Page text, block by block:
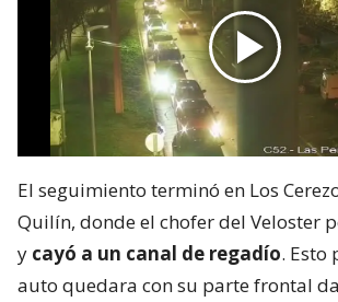
El seguimiento terminó en Los
Quilín, donde el chofer del Veloster
y cayó a un canal de regadío. Esto
auto quedara con su parte frontal